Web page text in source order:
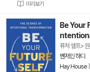
미리보기
Be Your
퓨처 셀프>
벤저민 하디
Hay House